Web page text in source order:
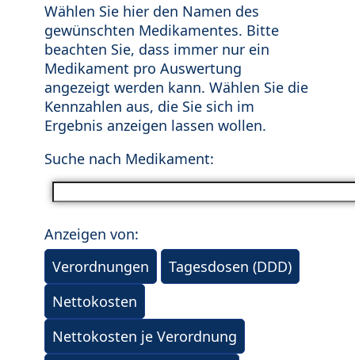
Wählen Sie hier den Namen des
gewünschten Medikamentes. Bitte
beachten Sie, dass immer nur ein
Medikament pro Auswertung
angezeigt werden kann. Wählen Sie die
Kennzahlen aus, die Sie sich im
Ergebnis anzeigen lassen wollen.
Suche nach Medikament:
Anzeigen von:
Verordnungen
Tagesdosen (DDD)
Nettokosten
Nettokosten je Verordnung